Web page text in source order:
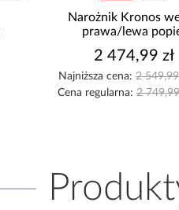
Narożnik Kronos
prawa/lewa
2 474,99 zł
Najniższa cena:2 549,99
Cena regularna:2 749,99